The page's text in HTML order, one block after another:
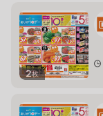
2枚